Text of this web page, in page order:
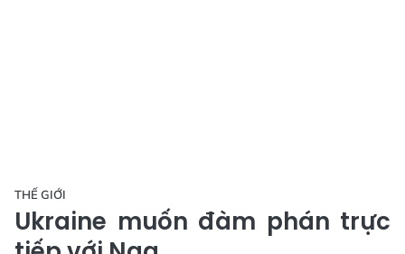
THẾ GIỚI
Ukraine muốn đàm phán trực